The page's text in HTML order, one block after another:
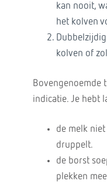
kan nooit,
het kolven
kolven of
Bovengenoemde
indicatie. Je hebt
de melk
druppelt.
de borst
plekken